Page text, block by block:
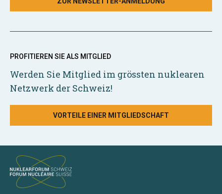
PROFITIEREN SIE ALS MITGLIED
Werden Sie Mitglied im grössten nuklearen
Netzwerk der Schweiz!
VORTEILE EINER MITGLIEDSCHAFT